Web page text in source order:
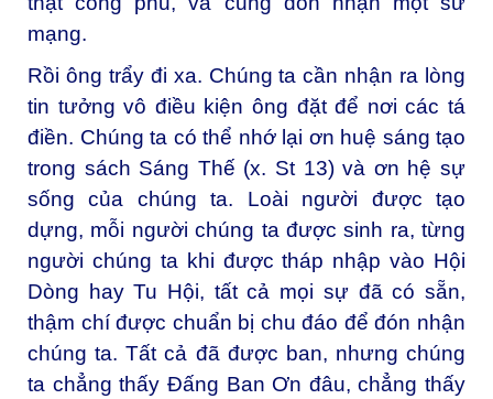
mạng.
Rồi ông trẩy đi xa. Chúng ta cần nhận ra lòng
tin tưởng vô điều kiện ông đặt để nơi các tá
điền. Chúng ta có thể nhớ lại ơn huệ sáng tạo
trong sách Sáng Thế (x. St 13) và ơn hệ sự
sống của chúng ta. Loài người được tạo
dựng, mỗi người chúng ta được sinh ra, từng
người chúng ta khi được tháp nhập vào Hội
Dòng hay Tu Hội, tất cả mọi sự đã có sẵn,
thậm chí được chuẩn bị chu đáo để đón nhận
chúng ta. Tất cả đã được ban, nhưng chúng
ta chẳng thấy Đấng Ban Ơn đâu, chẳng thấy